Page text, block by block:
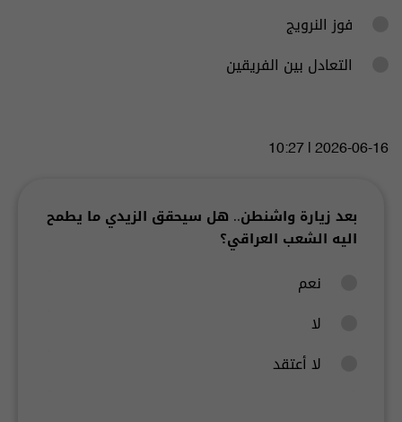
فوز النرويج
التعادل بين الفريقين
2026-06-16 | 10:27
بعد زيارة واشنطن.. هل سيحقق الزيدي ما يطمح
اليه الشعب العراقي؟
نعم
لا
لا أعتقد